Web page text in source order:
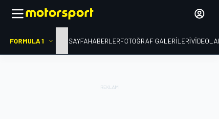
FORMULA 1 ANA SAYFAHABERLERFOTOĞRAF GALERILERI